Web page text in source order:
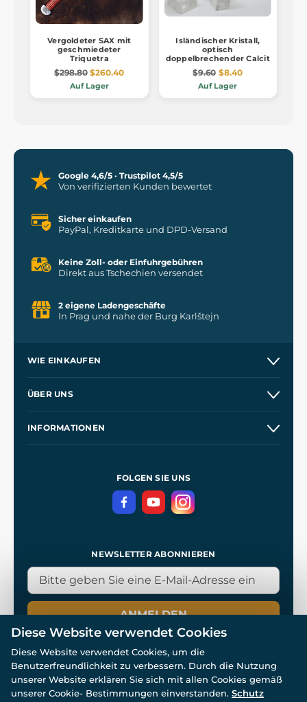
Vergoldeter SAX mit
geschmiedeter
Triquetra
$298.80 $260.40
Auf Lager
Isländischer Kristall,
optisch
doppelbrechender Calcit
$9.60 $8.40
Auf Lager
Google 4,6/5 · Trustpilot 4,5/5
Von verifizierten Kunden bewertet
Sicher einkaufen
PayPal, Kreditkarte und DPD-Versand
Keine Zoll- oder Einfuhrgebühren
Direkt aus Tschechien versendet
2 eigene Ladengeschäfte
In Prag und nahe der Burg Karlštejn
WIE EINKAUFEN
Kontakt
ÜBER UNS
INFORMATIONEN
DatenschutzerklärungFOLGEN SIE UNS
NEWSLETTER ABONNIEREN
ANMELDEN
© Alle Rechte vorbehalten. www.wulflund.de 2007-2026.
Diese Website verwendet Cookies
Diese Website verwendet Cookies, um die
Benutzerfreundlichkeit zu verbessern. Durch die Nutzung
unserer Website erklären Sie sich mit allen Cookies gemäß
unserer Cookie- Bestimmungen einverstanden. Schutz